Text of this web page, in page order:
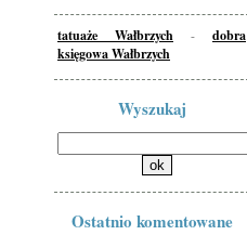
tatuaże Wałbrzych - dobra
księgowa Wałbrzych
Wyszukaj
Ostatnio komentowane